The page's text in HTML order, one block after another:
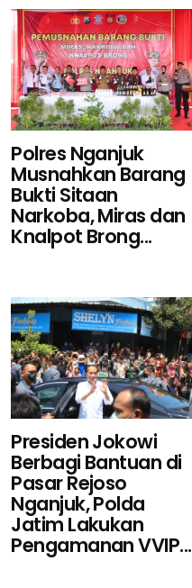
Polres Nganjuk
Musnahkan Barang
Bukti Sitaan
Narkoba, Miras dan
Knalpot Brong...
Presiden Jokowi
Berbagi Bantuan di
Pasar Rejoso
Nganjuk, Polda
Jatim Lakukan
Pengamanan VVIP...